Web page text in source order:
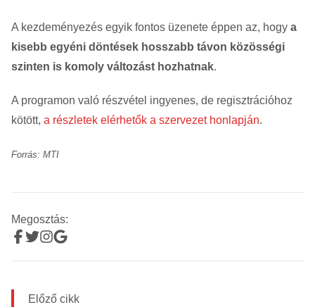
A kezdeményezés egyik fontos üzenete éppen az, hogy a
kisebb egyéni döntések hosszabb távon közösségi
szinten is komoly változást hozhatnak.
A programon való részvétel ingyenes, de regisztrációhoz
kötött, a részletek elérhetők a szervezet honlapján.
Forrás: MTI
Megosztás:
Előző cikk